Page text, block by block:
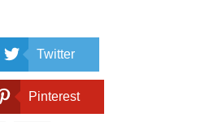
Twitter
Pinterest